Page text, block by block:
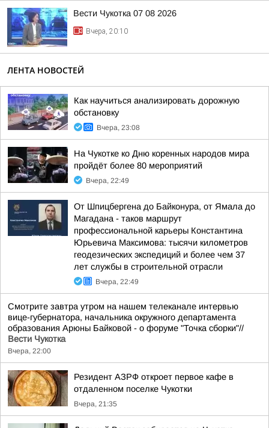
Вести Чукотка 07 08 2026
Вчера, 20:10
ЛЕНТА НОВОСТЕЙ
Как научиться анализировать дорожную
обстановку
Вчера, 23:08
На Чукотке ко Дню коренных народов мира
пройдёт более 80 мероприятий
Вчера, 22:49
От Шпицбергена до Байконура, от Ямала до
Магадана - таков маршрут
профессиональной карьеры Константина
Юрьевича Максимова: тысячи километров
геодезических экспедиций и более чем 37
лет службы в строительной отрасли
Вчера, 22:49
Смотрите завтра утром на нашем телеканале интервью
вице-губернатора, начальника окружного департамента
образования Арюны Байковой - о форуме "Точка сборки"//
Вести Чукотка
Вчера, 22:00
Резидент АЗРФ откроет первое кафе в
отдаленном поселке Чукотки
Вчера, 21:35